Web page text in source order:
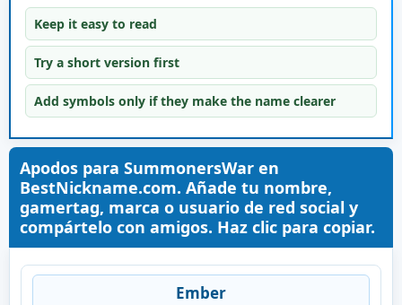
Keep it easy to read
Try a short version first
Add symbols only if they make the name clearer
Apodos para SummonersWar en
BestNickname.com. Añade tu nombre,
gamertag, marca o usuario de red social y
compártelo con amigos. Haz clic para copiar.
Ember